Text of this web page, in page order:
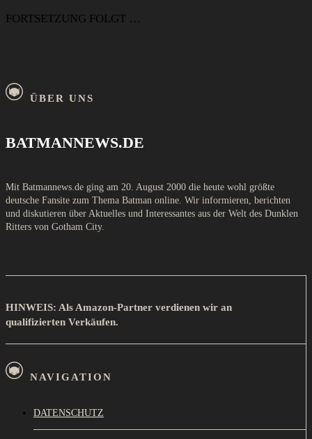
FORTSETZUNG FOLGT …
ÜBER UNS
BATMANNEWS.DE
Mit Batmannews.de ging am 20. August 2000 die heute wohl größte
deutsche Fansite zum Thema Batman online. Wir informieren, berichten
und diskutieren über Aktuelles und Interessantes aus der Welt des Dunklen
Ritters von Gotham City.
HINWEIS: Als Amazon-Partner verdienen wir an
qualifizierten Verkäufen.
NAVIGATION
DATENSCHUTZ